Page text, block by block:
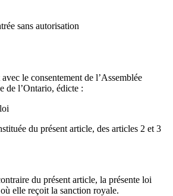
sans autorisation
le consentement de l’Assemblée
de l’Ontario, édicte :
du présent article, des articles 2 et 3
du présent article, la présente loi
elle reçoit la sanction royale.